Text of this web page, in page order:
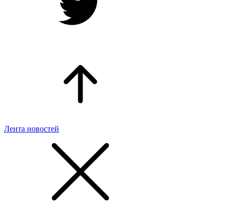
Лента новостей